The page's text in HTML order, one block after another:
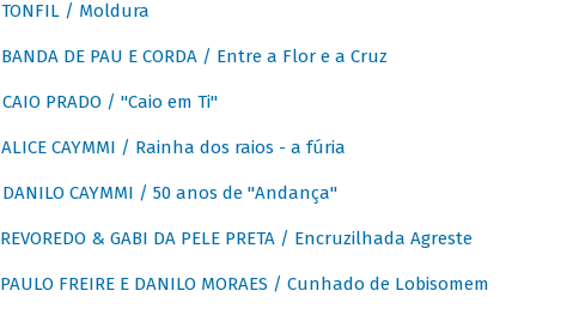
TONFIL / Moldura
BANDA DE PAU E CORDA / Entre a Flor e a Cruz
CAIO PRADO / "Caio em Ti"
ALICE CAYMMI / Rainha dos raios - a fúria
DANILO CAYMMI / 50 anos de "Andança"
REVOREDO & GABI DA PELE PRETA / Encruzilhada Agreste
PAULO FREIRE E DANILO MORAES / Cunhado de Lobisomem